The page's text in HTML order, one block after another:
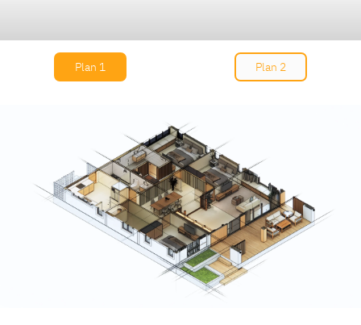
Plan 1 Plan 2